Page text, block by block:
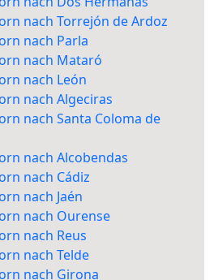
nach Torrejón de Ardoz
nach Parla
nach Mataró
nach León
nach Algeciras
nach Santa Coloma de
nach Alcobendas
nach Cádiz
nach Jaén
nach Ourense
nach Reus
nach Telde
nach Girona